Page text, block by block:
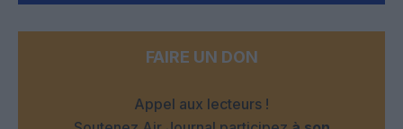
FAIRE UN DON
Appel aux lecteurs !